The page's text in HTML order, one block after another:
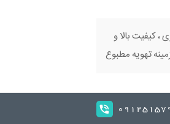
، کیفیت بالا و
تهویه مطبوع